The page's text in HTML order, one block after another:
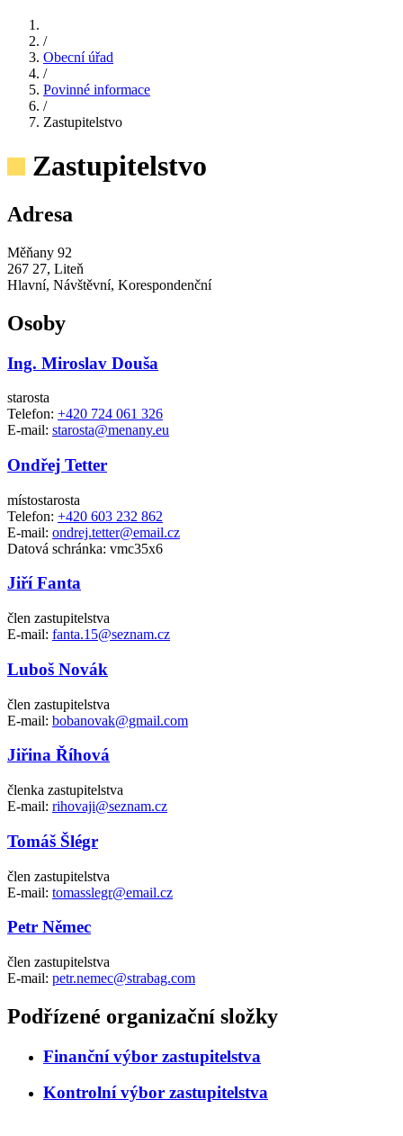
/
Obecní úřad
/
Povinné informace
/
Zastupitelstvo
Zastupitelstvo
Adresa
Měňany 92
267 27, Liteň
Hlavní, Návštěvní, Korespondenční
Osoby
Ing. Miroslav Douša
starosta
Telefon: +420 724 061 326
E-mail: starosta@menany.eu
Ondřej Tetter
místostarosta
Telefon: +420 603 232 862
E-mail: ondrej.tetter@email.cz
Datová schránka: vmc35x6
Jiří Fanta
člen zastupitelstva
E-mail: fanta.15@seznam.cz
Luboš Novák
člen zastupitelstva
E-mail: bobanovak@gmail.com
Jiřina Říhová
členka zastupitelstva
E-mail: rihovaji@seznam.cz
Tomáš Šlégr
člen zastupitelstva
E-mail: tomasslegr@email.cz
Petr Němec
člen zastupitelstva
E-mail: petr.nemec@strabag.com
Podřízené organizační složky
Finanční výbor zastupitelstva
Kontrolní výbor zastupitelstva